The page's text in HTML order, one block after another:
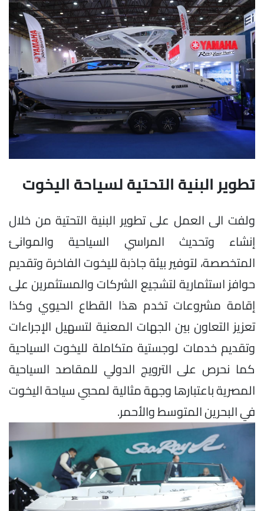
تطوير البنية التحتية لسياحة اليخوت
ولفت الى العمل على تطوير البنية التحتية من خلال
إنشاء وتحديث المراسي السياحية والموانئ
المتخصصة، لتوفير بيئة جاذبة لليخوت الفاخرة وتقديم
حوافز استثمارية لتشجيع الشركات والمستثمرين على
إقامة مشروعات تخدم هذا القطاع الحيوي وكذا
تعزيز التعاون بين الجهات المعنية لتسهيل الإجراءات
وتقديم خدمات لوجستية متكاملة لليخوت السياحية
كما نحرص على الترويج الدولي للمقاصد السياحية
المصرية باعتبارها وجهة مثالية لمحبي سياحة اليخوت
في البحرين المتوسط والأحمر.